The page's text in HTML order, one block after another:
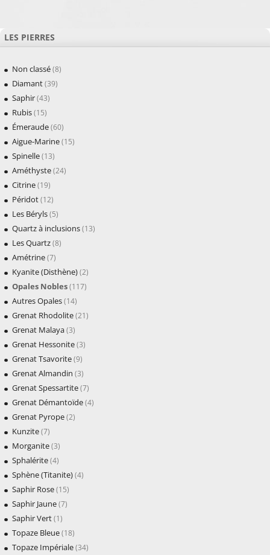
LES PIERRES
Non classé(8)
Diamant(39)
Saphir(43)
Rubis(15)
Émeraude(60)
Aigue-Marine(15)
Spinelle(13)
Améthyste(24)
Citrine(19)
Péridot(12)
Les Béryls(5)
Quartz à inclusions(13)
Les Quartz(8)
Amétrine(7)
Kyanite (Disthène)(2)
Opales Nobles(117)
Autres Opales(14)
Grenat Rhodolite(21)
Grenat Malaya(3)
Grenat Hessonite(3)
Grenat Tsavorite(9)
Grenat Almandin (3)
Grenat Spessartite(7)
Grenat Démantoïde(4)
Grenat Pyrope(2)
Kunzite(7)
Morganite(3)
Sphalérite(4)
Sphène (Titanite)(4)
Saphir Rose(15)
Saphir Jaune(7)
Saphir Vert(1)
Topaze Bleue(18)
Topaze Impériale(34)